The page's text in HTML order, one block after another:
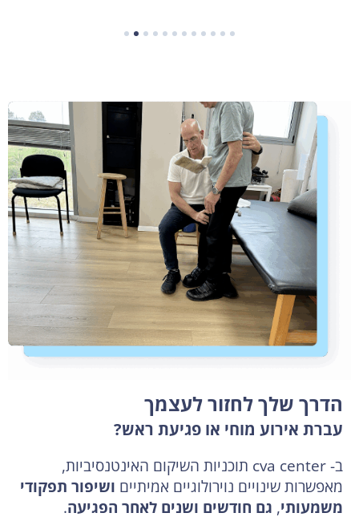
הדרך שלך לחזור לעצמך
עברת אירוע מוחי או פגיעת ראש?
ב- cva center תוכניות השיקום האינטנסיביות,
מאפשרות שינויים נוירולוגיים אמיתיים ושיפור תפקודי
משמעותי, גם חודשים ושנים לאחר הפגיעה.